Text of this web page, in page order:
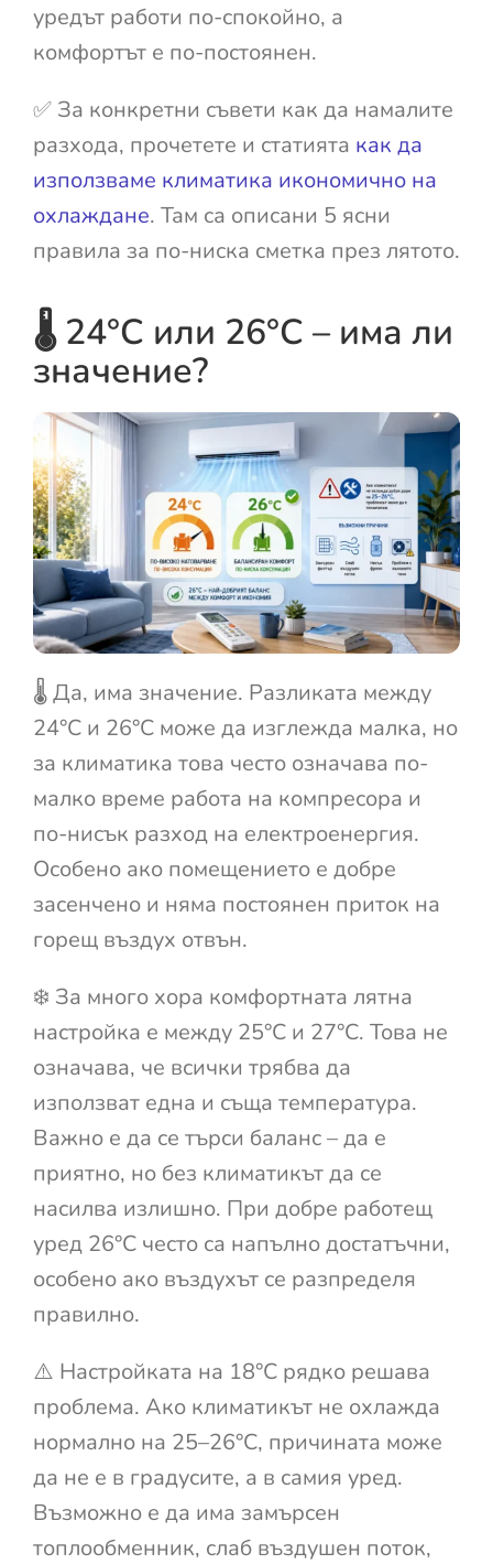
уредът работи по-спокойно, а
комфортът е по-постоянен.
✅ За конкретни съвети как да намалите
разхода, прочетете и статията как да
използваме климатика икономично на
охлаждане. Там са описани 5 ясни
правила за по-ниска сметка през лятото.
🌡️ 24°C или 26°C – има ли
значение?
🌡️ Да, има значение. Разликата между
24°C и 26°C може да изглежда малка, но
за климатика това често означава по-
малко време работа на компресора и
по-нисък разход на електроенергия.
Особено ако помещението е добре
засенчено и няма постоянен приток на
горещ въздух отвън.
❄️ За много хора комфортната лятна
настройка е между 25°C и 27°C. Това не
означава, че всички трябва да
използват една и съща температура.
Важно е да се търси баланс – да е
приятно, но без климатикът да се
насилва излишно. При добре работещ
уред 26°C често са напълно достатъчни,
особено ако въздухът се разпределя
правилно.
⚠️ Настройката на 18°C рядко решава
проблема. Ако климатикът не охлажда
нормално на 25–26°C, причината може
да не е в градусите, а в самия уред.
Възможно е да има замърсен
топлообменник, слаб въздушен поток,